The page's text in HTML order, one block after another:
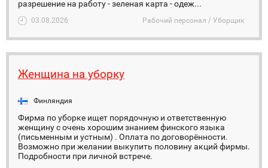
разрешение на работу - зеленая карта - одеж...
03.08.2026 Рабочий персонал / Уборщик
Женщина на уборку
Финляндия
Фирма по уборке ищет порядочную и ответственную
женщину с очень хорошим знанием финского языка
(письменным и устным) . Оплата по договорённости.
Возможно при желании выкупить половину акций фирмы.
Подробности при личной встрече.